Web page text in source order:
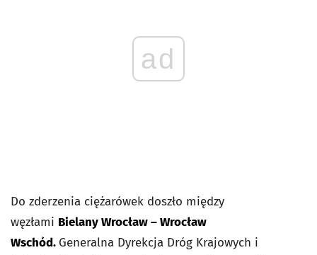
ad
Do zderzenia ciężarówek doszło między
węzłami Bielany Wrocław – Wrocław
Wschód. Generalna Dyrekcja Dróg Krajowych i